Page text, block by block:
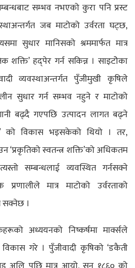
सम्भव नभएको कुरा पनि प्रस्ट
जब माटोको उर्वरता घट्छ,
सुधार मानिसको श्रममार्फत मात्र
शक्ति’ हद्पेर गर्न सकिन्न । साइटोेका
व्यवस्थाअन्तर्गत पुँजीमुखी कृषिले
सुधार गर्न सम्भव नहुने र माटोको
बढ्दै गएपछि उत्पादन लागत बढ्ने
को विकास भइसकेको थियो । तर,
‘प्रकृतिको स्वतन्त्र शक्ति’को अधिकतम
सम्बन्धलाई व्यवस्थित गर्नसक्ने
मात्र माटोको उर्वरताको
सक्नेछ ।
अध्ययनको निष्कर्षमा मार्क्सले
गरे । पुँजीवादी कृषिको ‘डकैती